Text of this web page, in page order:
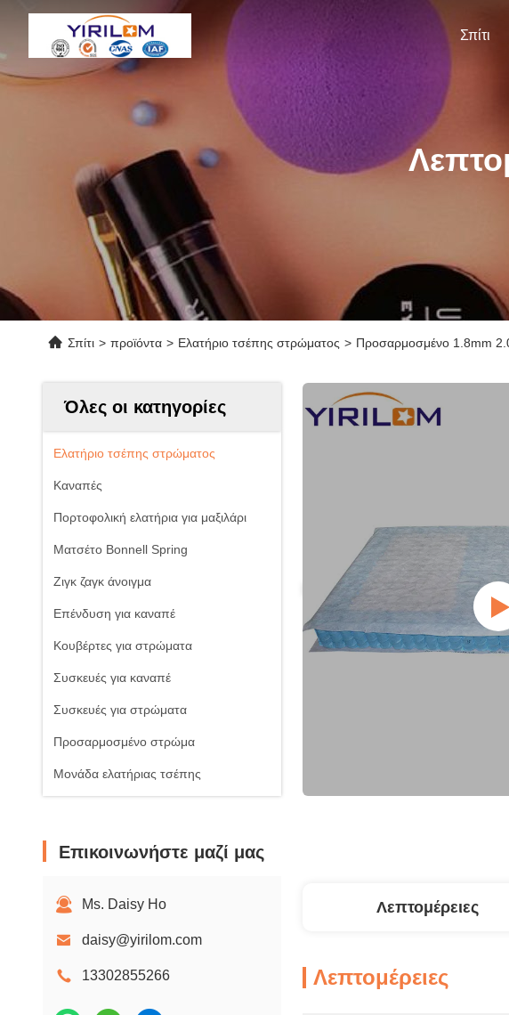
Σπίτι
Σπίτι > προϊόντα > Ελατήριο τσέπης στρώματος > Προσαρμοσμένο 1.8mm
Όλες οι κατηγορίες
Ελατήριο τσέπης στρώματος
Καναπές
Πορτοφολική ελατήρια για μαξιλάρι
Ματσέτο Bonnell Spring
Ζιγκ ζαγκ άνοιγμα
Επένδυση για καναπέ
Κουβέρτες για στρώματα
Συσκευές για καναπέ
Συσκευές για στρώματα
Προσαρμοσμένο στρώμα
Μονάδα ελατήριας τσέπης
Επικοινωνήστε μαζί μας
Ms. Daisy Ho
daisy@yirilom.com
13302855266
Λεπτομέρειες
Λεπτομέρειες